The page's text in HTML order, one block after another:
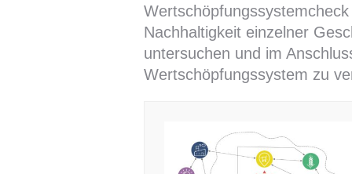
Nachhaltigkeit einzelner
untersuchen und im
Wertschöpfungssystem zu